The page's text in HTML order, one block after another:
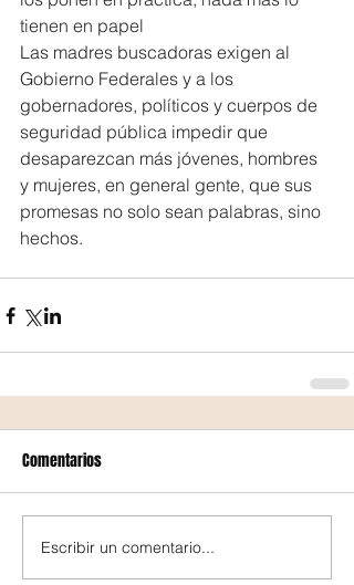
tienen en papel
Las madres buscadoras exigen al
Gobierno Federales y a los
gobernadores, políticos y cuerpos de
seguridad pública impedir que
desaparezcan más jóvenes, hombres
y mujeres, en general gente, que sus
promesas no solo sean palabras, sino
hechos.
Comentarios
Escribir un comentario...